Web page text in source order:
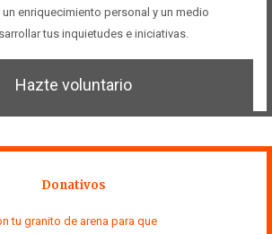
enriquecimiento personal y un medio
tus inquietudes e iniciativas.
Hazte voluntario
Donativos
tu granito de arena para que